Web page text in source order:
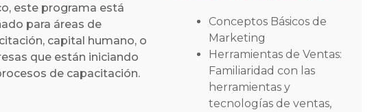
este programa está
para áreas de
capital humano, o
que están iniciando
de capacitación.
Conceptos Básicos de
Marketing
Herramientas de Ventas:
Familiaridad con las
herramientas y
tecnologías de ventas,